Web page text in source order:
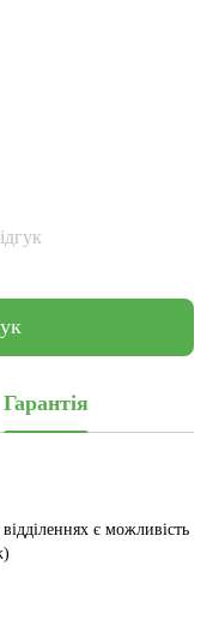
Гарантія
є можливість